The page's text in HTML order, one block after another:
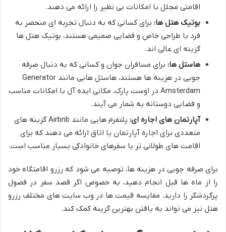
اقامتی مجلل با امکانات بی نظیر را ارائه می دهند.
بوتیک هتل ها: برای کسانی که به دنبال تجربه ای منحصر به
فرد با طراحی خاص و فضایی صمیمی هستند، بوتیک هتل ها
گزینه ای عالی اند.
هاستل ها: برای مسافران جوان و کسانی که به دنبال صرفه
جویی در هزینه ها هستند، هاستل هایی مانند Generator
Amsterdam در اوست پارک، مکانی ایده آل با امکانات مناسب
و فضایی دوستانه به شمار می آیند.
آپارتمان های اجاره ای:
پلتفرم هایی مانند Airbnb گزینه های
متعددی برای اجاره آپارتمان یا اتاق ارائه می دهند که برای
اقامت های طولانی تر یا سفرهای خانوادگی بسیار مناسب است.
برای صرفه جویی در هزینه ها، توصیه می شود که رزرو اقامتگاه خود
را از ماه ها قبل انجام دهید، به خصوص اگر قصد سفر در فصول
پرگردشگر را دارید. مقایسه قیمت ها در وب سایت های مختلف رزرو
هتل نیز می تواند به یافتن بهترین گزینه کمک کند.